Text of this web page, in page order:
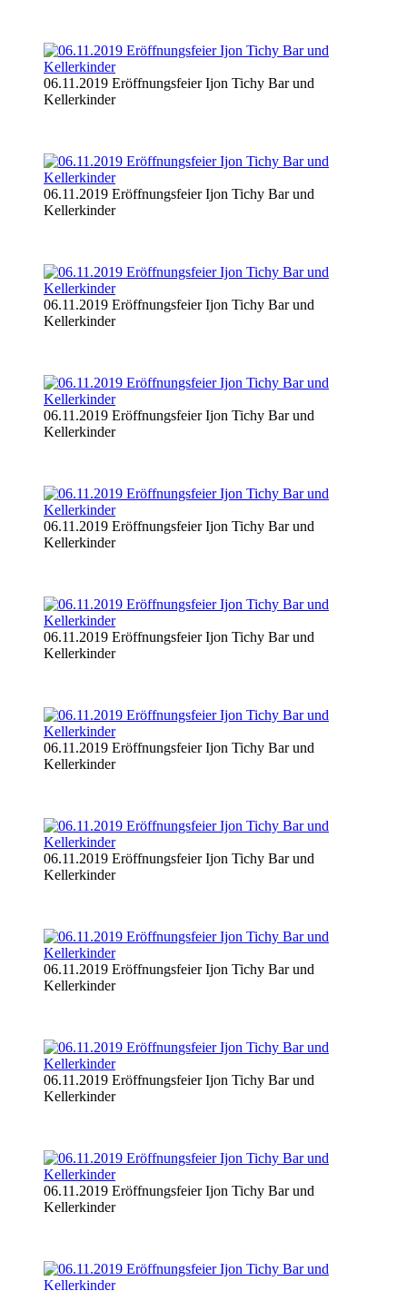
06.11.2019 Eröffnungsfeier Ijon Tichy Bar und
Kellerkinder
06.11.2019 Eröffnungsfeier Ijon Tichy Bar und
Kellerkinder
06.11.2019 Eröffnungsfeier Ijon Tichy Bar und
Kellerkinder
06.11.2019 Eröffnungsfeier Ijon Tichy Bar und
Kellerkinder
06.11.2019 Eröffnungsfeier Ijon Tichy Bar und
Kellerkinder
06.11.2019 Eröffnungsfeier Ijon Tichy Bar und
Kellerkinder
06.11.2019 Eröffnungsfeier Ijon Tichy Bar und
Kellerkinder
06.11.2019 Eröffnungsfeier Ijon Tichy Bar und
Kellerkinder
06.11.2019 Eröffnungsfeier Ijon Tichy Bar und
Kellerkinder
06.11.2019 Eröffnungsfeier Ijon Tichy Bar und
Kellerkinder
06.11.2019 Eröffnungsfeier Ijon Tichy Bar und
Kellerkinder